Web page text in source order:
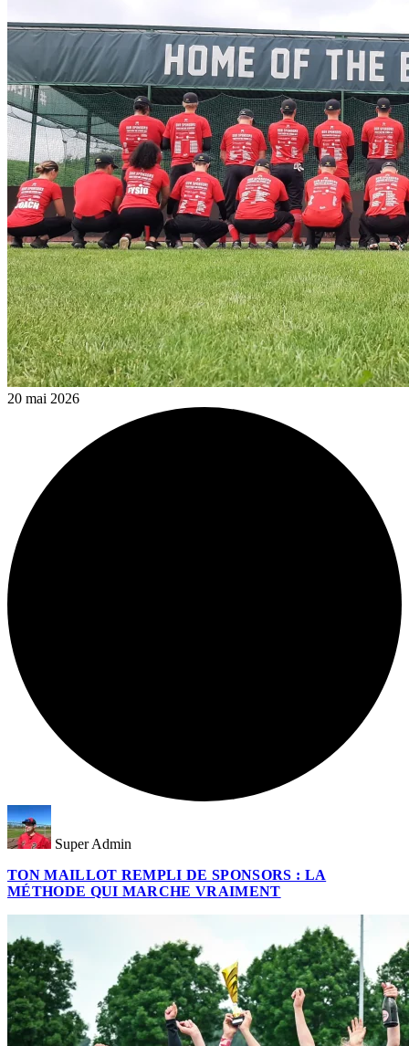
20 mai 2026
Super Admin
TON MAILLOT REMPLI DE SPONSORS : LA
MÉTHODE QUI MARCHE VRAIMENT